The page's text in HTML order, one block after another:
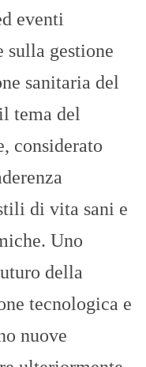
eventi
gestione
sanitaria del
tema del
considerato
di vita sani e
Uno
della
tecnologica e
nuove